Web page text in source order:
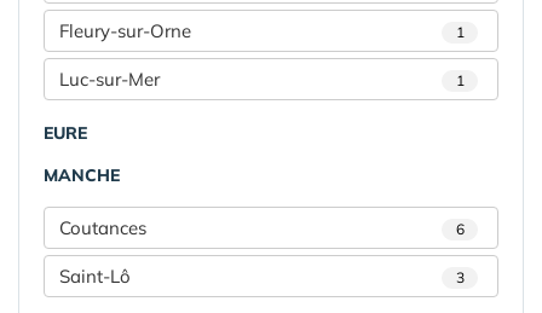
Fleury-sur-Orne 1
Luc-sur-Mer 1
EURE
MANCHE
Coutances 6
Saint-Lô 3